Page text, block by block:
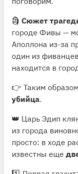
🗿 Сюжет
городе Фивы —
Аполлона из-за
один из
находится в
👉 Таким
убийца.
👑 Царь Эдип
из города
просто: в ходе
известны еще